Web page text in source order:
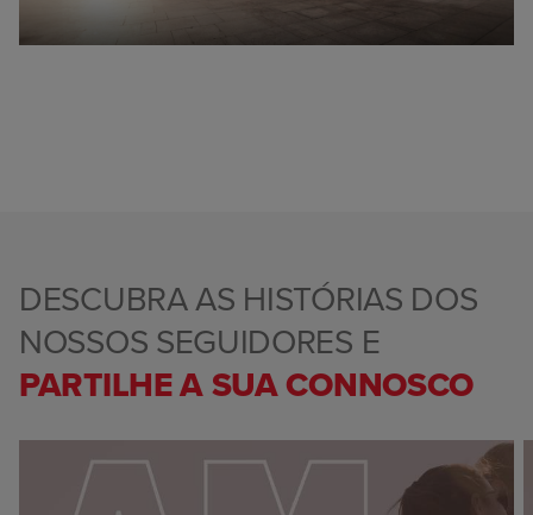
DESCUBRA AS HISTÓRIAS DOS
NOSSOS SEGUIDORES E
PARTILHE A SUA CONNOSCO